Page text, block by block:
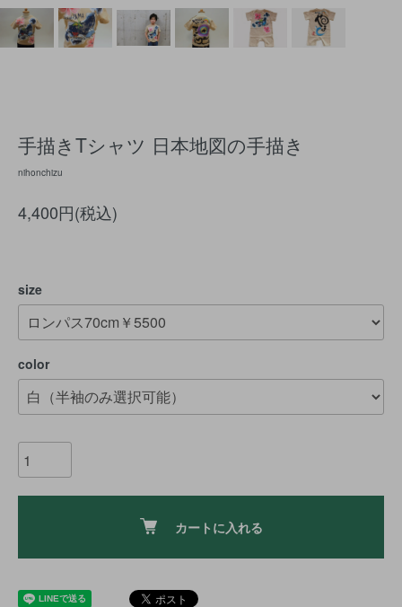
手描きTシャツ 日本地図の手描き
nihonchizu
4,400円(税込)
size
color
カートに入れる